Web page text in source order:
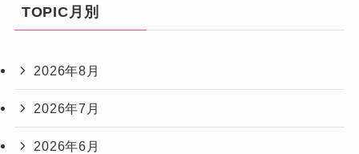
TOPIC月別
2026年8月
2026年7月
2026年6月